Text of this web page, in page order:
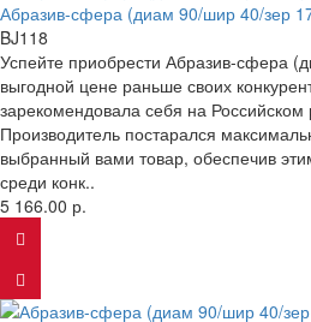
Абразив-сфера (диам 90/шир 40/зер
BJ118
Успейте приобрести Абразив-сфера
выгодной цене раньше своих
зарекомендовала себя на Российском
Производитель постарался
выбранный вами товар, обеспечив
среди конк..
5 166.00 р.